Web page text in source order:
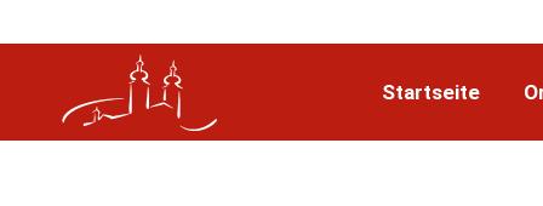
Startseite